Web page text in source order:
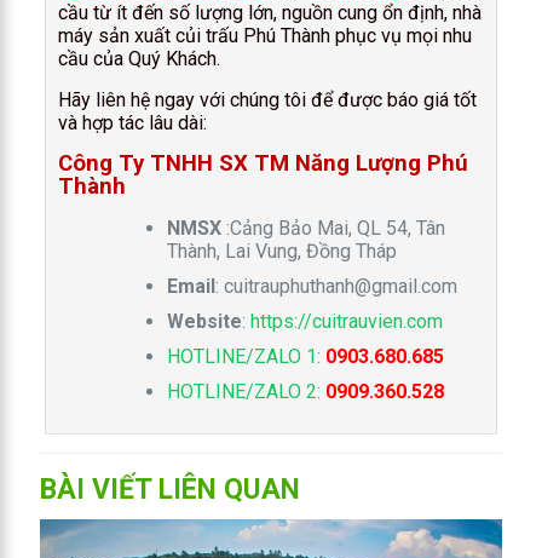
cầu từ ít đến số lượng lớn, nguồn cung ổn định, nhà
máy sản xuất củi trấu Phú Thành phục vụ mọi nhu
cầu của Quý Khách.
Hãy liên hệ ngay với chúng tôi để được báo giá tốt
và hợp tác lâu dài:
Công Ty TNHH SX TM Năng Lượng Phú
Thành
NMSX:Cảng Bảo Mai, QL 54, Tân
Thành, Lai Vung, Đồng Tháp
Email: cuitrauphuthanh@gmail.com
Website: https://cuitrauvien.com
HOTLINE/ZALO 1: 0903.680.685
HOTLINE/ZALO 2: 0909.360.528
BÀI VIẾT LIÊN QUAN